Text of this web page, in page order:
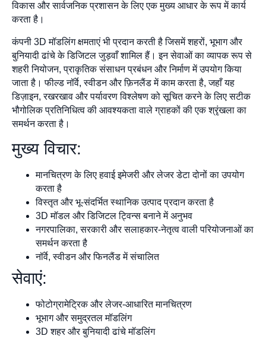
विकास और सार्वजनिक प्रशासन के लिए एक मुख्य आधार के रूप में कार्य
करता है।
कंपनी 3D मॉडलिंग क्षमताएं भी प्रदान करती है जिसमें शहरों, भूभाग और
बुनियादी ढांचे के डिजिटल जुड़वाँ शामिल हैं। इन सेवाओं का व्यापक रूप से
शहरी नियोजन, प्राकृतिक संसाधन प्रबंधन और निर्माण में उपयोग किया
जाता है। फील्ड नॉर्वे, स्वीडन और फ़िनलैंड में काम करता है, जहाँ यह
डिज़ाइन, रखरखाव और पर्यावरण विश्लेषण को सूचित करने के लिए सटीक
भौगोलिक प्रतिनिधित्व की आवश्यकता वाले ग्राहकों की एक श्रृंखला का
समर्थन करता है।
मुख्य विचार:
मानचित्रण के लिए हवाई इमेजरी और लेजर डेटा दोनों का उपयोग
करता है
विस्तृत और भू-संदर्भित स्थानिक उत्पाद प्रदान करता है
3D मॉडल और डिजिटल ट्विन्स बनाने में अनुभव
नगरपालिका, सरकारी और सलाहकार-नेतृत्व वाली परियोजनाओं का
समर्थन करता है
नॉर्वे, स्वीडन और फिनलैंड में संचालित
सेवाएं:
फोटोग्रामेट्रिक और लेजर-आधारित मानचित्रण
भूभाग और समुद्रतल मॉडलिंग
3D शहर और बुनियादी ढांचे मॉडलिंग